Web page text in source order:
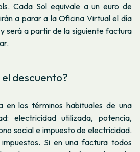
Cada Sol equivale a un euro de
a parar a la Oficina Virtual el día
será a partir de la siguiente factura
descuento?
en los términos habituales de una
electricidad utilizada, potencia,
social e impuesto de electricidad.
Si en una factura todos